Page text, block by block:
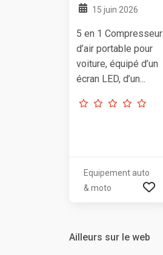
15 juin 2026
5 en 1 Compresseur
d’air portable pour
voiture, équipé d’un
écran LED, d’un...
Equipement auto
& moto
Ailleurs sur le web